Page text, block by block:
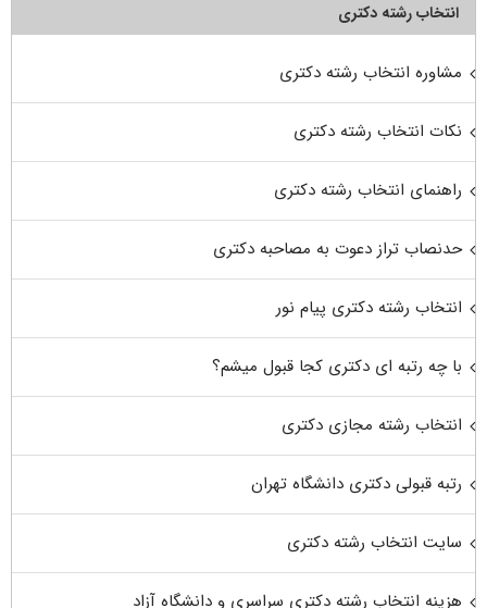
انتخاب رشته دکتری
مشاوره انتخاب رشته دکتری
نکات انتخاب رشته دکتری
راهنمای انتخاب رشته دکتری
حدنصاب تراز دعوت به مصاحبه دکتری
انتخاب رشته دکتری پیام نور
با چه رتبه ای دکتری کجا قبول میشم؟
انتخاب رشته مجازی دکتری
رتبه قبولی دکتری دانشگاه تهران
سایت انتخاب رشته دکتری
هزینه انتخاب رشته دکتری سراسری و دانشگاه آزاد